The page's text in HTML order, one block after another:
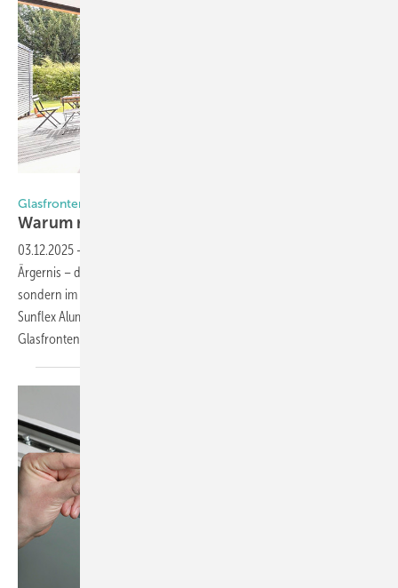
Glasfronten beschlagen?
Warum richtiges Lüften entscheidend
03.12.2025 -
Ärgernis – doch die Ursache liegt meist nicht in der Verglasung selbst,
sondern im Raumklima. Dennis Schneider, Geschäftsführer der
Sunflex Aluminiumsysteme GmbH: „Gerade bei großflächigen
Glasfronten wird dieser Zusammenhang besonders